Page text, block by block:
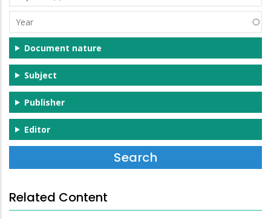
(s)
Year
Document nature
Subject
Publisher
Editor
Related Content